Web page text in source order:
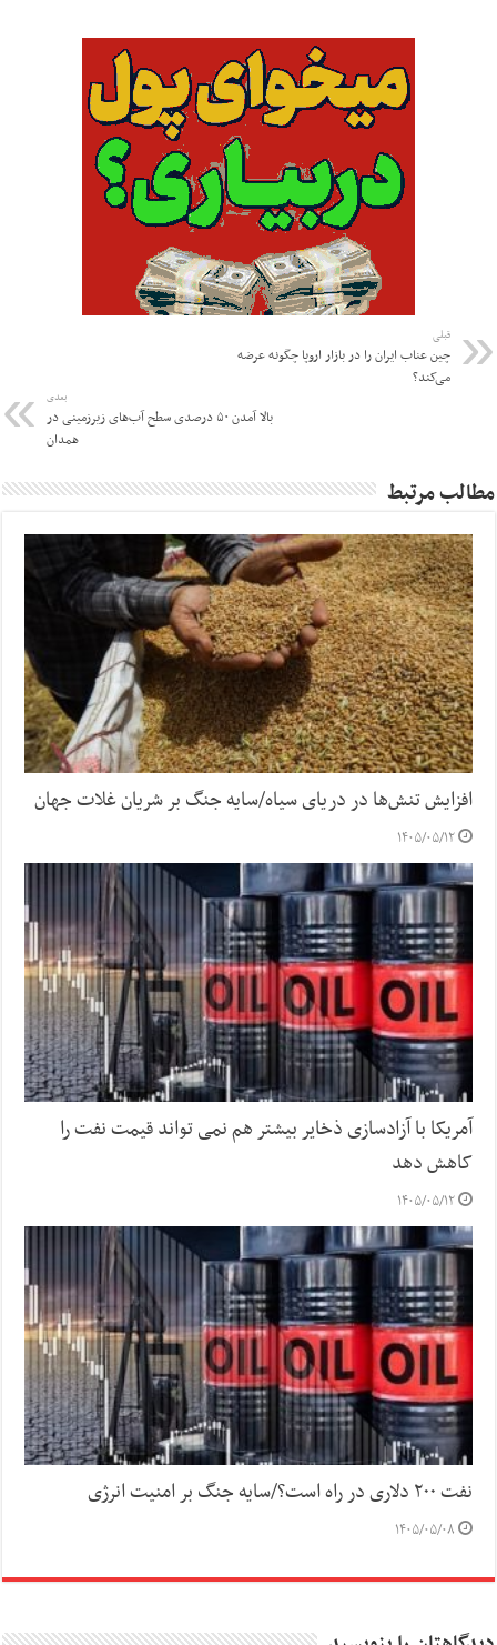
قبلی
چین عناب ایران را در بازار اروپا چگونه عرضه
می‌کند؟
بعدی
بالا آمدن ۵۰ درصدی سطح آب‌های زیرزمینی در
همدان
مطالب مرتبط
افزایش تنش‌ها در دریای سیاه/سایه جنگ بر شریان غلات جهان
۱۴۰۵/۰۵/۱۲
آمریکا با آزادسازی ذخایر بیشتر هم نمی تواند قیمت نفت را
کاهش دهد
۱۴۰۵/۰۵/۱۲
نفت ۲۰۰ دلاری در راه است؟/سایه جنگ بر امنیت انرژی
۱۴۰۵/۰۵/۰۸